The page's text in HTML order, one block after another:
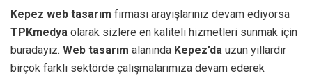
Kepez web tasarım firması arayışlarınız devam ediyorsa
TPKmedya olarak sizlere en kaliteli hizmetleri sunmak için
buradayız. Web tasarım alanında Kepez’da uzun yıllardır
birçok farklı sektörde çalışmalarımıza devam ederek